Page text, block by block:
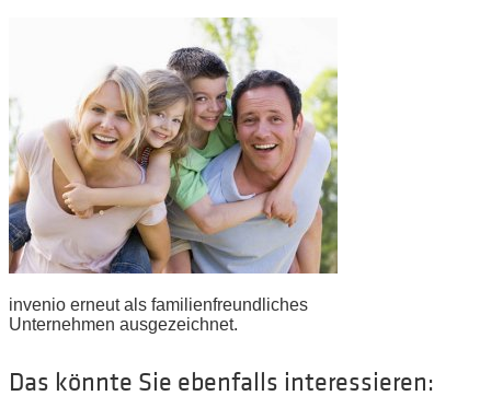
invenio erneut als familienfreundliches
Unternehmen ausgezeichnet.
Das könnte Sie ebenfalls interessieren: